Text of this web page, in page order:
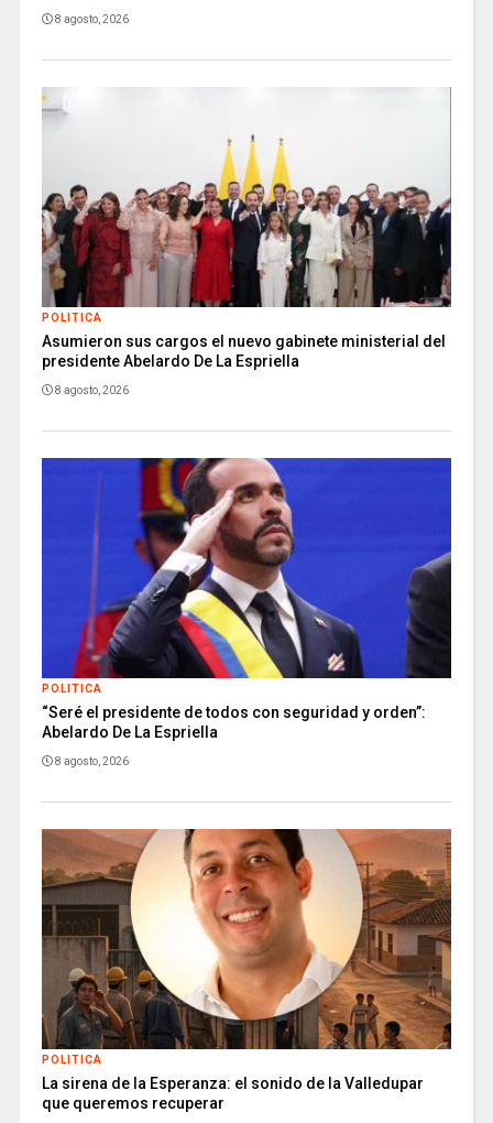
8 agosto, 2026
POLITICA
Asumieron sus cargos el nuevo gabinete ministerial del
presidente Abelardo De La Espriella
8 agosto, 2026
POLITICA
“Seré el presidente de todos con seguridad y orden”:
Abelardo De La Espriella
8 agosto, 2026
POLITICA
La sirena de la Esperanza: el sonido de la Valledupar
que queremos recuperar